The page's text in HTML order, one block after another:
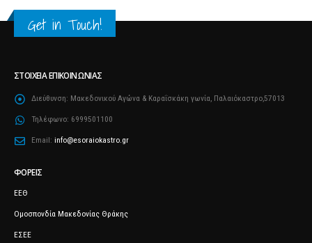
Get in Touch!
ΣΤΟΙΧΕΊΑ ΕΠΙΚΟΙΝΩΝΊΑΣ
Διεύθυνση: Μακεδονικού Αγώνα & Καραΐσκάκη γωνία, Παλαιόκαστρο,57013
Τηλέφωνο: 6999501100
Email: info@esoraiokastro.gr
ΦΟΡΕΊΣ
ΕΕΘ
Ομοσπονδία Μακεδονίας Θράκης
ΕΣΕΕ